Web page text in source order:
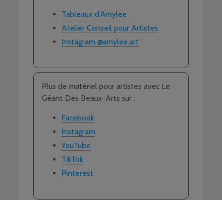
Tableaux d’Amylee
Atelier Conseil pour Artistes
Instagram @amylee.art
Plus de matériel pour artistes avec Le
Géant Des Beaux-Arts sur :
Facebook
Instagram
YouTube
TikTok
Pinterest